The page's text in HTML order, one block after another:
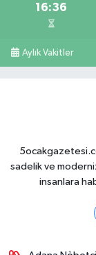
16:36
Aylık Vakitler
sadelik ve
insanlara